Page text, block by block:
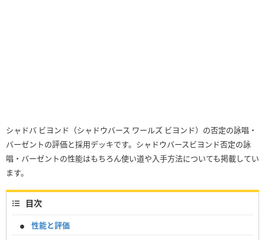
シャドバ ビヨンド（シャドウバース ワールズ ビヨンド）の否定の詠唱・
バーゼントの評価と採用デッキです。シャドウバースビヨンド否定の詠
唱・バーゼントの性能はもちろん使い道や入手方法についても掲載してい
ます。
目次
性能と評価